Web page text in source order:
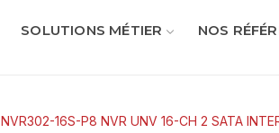
SOLUTIONS MÉTIER NOS
NVR302-16S-P8 NVR UNV 16-CH 2 SATA